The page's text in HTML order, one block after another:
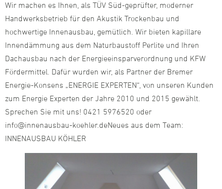
Wir machen es Ihnen, als TÜV Süd-geprüfter, moderner
Handwerksbetrieb für den Akustik Trockenbau und
hochwertige Innenausbau, gemütlich. Wir bieten kapillare
Innendämmung aus dem Naturbaustoff Perlite und Ihren
Dachausbau nach der Energieeinsparverordnung und KFW
Fördermittel. Dafür wurden wir, als Partner der Bremer
Energie-Konsens „ENERGIE EXPERTEN“, von unseren Kunden
zum Energie Experten der Jahre 2010 und 2015 gewählt.
Sprechen Sie mit uns! 0421 5976520 oder
info@innenausbau-koehler.deNeues aus dem Team:
INNENAUSBAU KÖHLER